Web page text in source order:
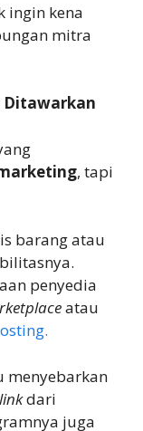
ingin kena
mitra
Ditawarkan
, tapi
barang atau
penyedia
atau
menyebarkan
linkdari
juga